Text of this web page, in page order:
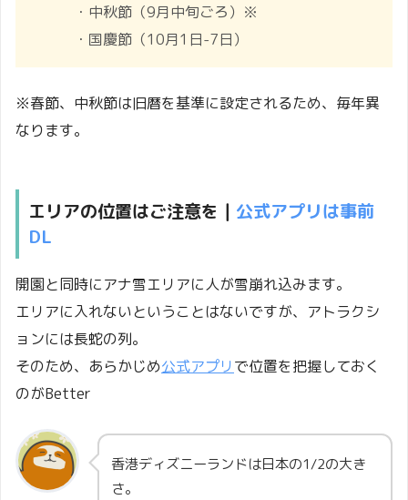
・中秋節（9月中旬ごろ）※
・国慶節（10月1日-7日）
※春節、中秋節は旧暦を基準に設定されるため、毎年異
なります。
エリアの位置はご注意を｜ 公式アプリは事前
DL
開園と同時にアナ雪エリアに人が雪崩れ込みます。
エリアに入れないということはないですが、アトラクシ
ョンには長蛇の列。
そのため、あらかじめ公式アプリで位置を把握しておく
のがBetter
香港ディズニーランドは日本の1/2の大き
さ。